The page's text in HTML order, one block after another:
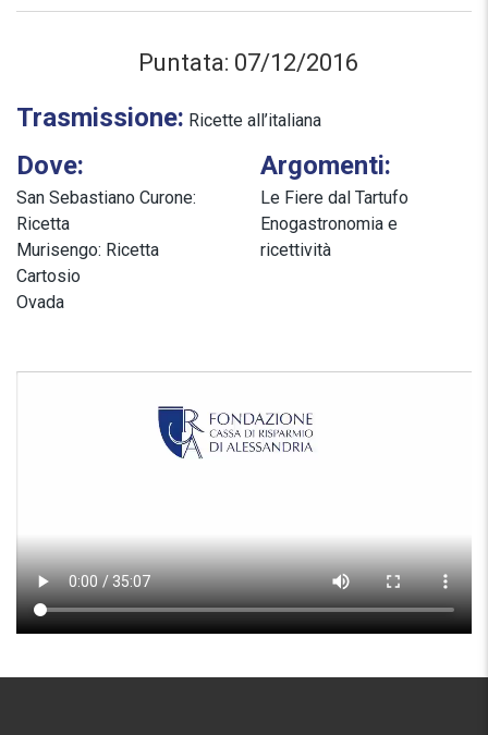
Puntata: 07/12/2016
Trasmissione: Ricette all’italiana
Dove:
San Sebastiano Curone:
Ricetta
Murisengo: Ricetta
Cartosio
Ovada
Argomenti:
Le Fiere dal Tartufo
Enogastronomia e
ricettività